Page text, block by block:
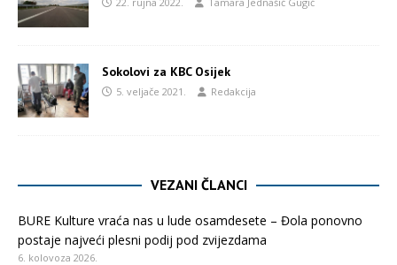
Sokolovi za KBC Osijek
5. veljače 2021. Redakcija
VEZANI ČLANCI
BURE Kulture vraća nas u lude osamdesete – Đola ponovno
postaje najveći plesni podij pod zvijezdama
6. kolovoza 2026.